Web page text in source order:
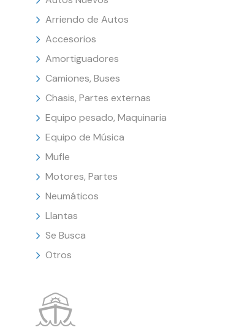
Arriendo de Autos
Accesorios
Amortiguadores
Camiones, Buses
Chasis, Partes externas
Equipo pesado, Maquinaria
Equipo de Música
Mufle
Motores, Partes
Neumáticos
Llantas
Se Busca
Otros